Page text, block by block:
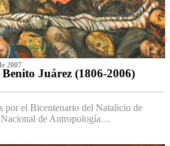
2007
Juárez (1806-2006)
por el Bicentenario del Natalicio de
de Antropología…